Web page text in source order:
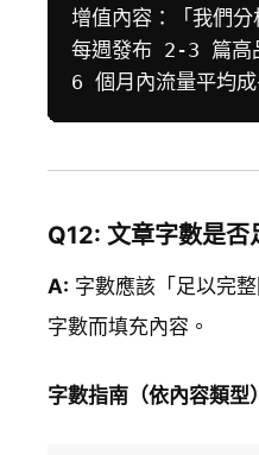
增值內容：「我們
每週發布 2-3 篇高
Q12: 文章字數是否
A: 字數應該「足以完
字數而填充內容。
字數指南（依內容類型